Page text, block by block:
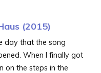
(2015)
day that the song
When I finally got
on the steps in the